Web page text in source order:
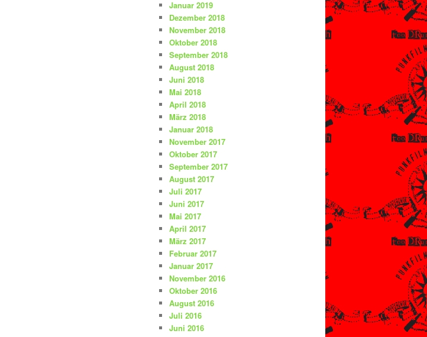
Januar 2019
Dezember 2018
November 2018
Oktober 2018
September 2018
August 2018
Juni 2018
Mai 2018
April 2018
März 2018
Januar 2018
November 2017
Oktober 2017
September 2017
August 2017
Juli 2017
Juni 2017
Mai 2017
April 2017
März 2017
Februar 2017
Januar 2017
November 2016
Oktober 2016
August 2016
Juli 2016
Juni 2016